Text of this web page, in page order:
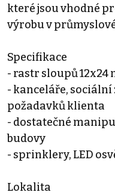
které jsou vhodné
výrobu v
Specifikace
- rastr sloupů 12x24
- kanceláře,
požadavků klienta
- dostatečné
budovy
- sprinklery, LED
Lokalita